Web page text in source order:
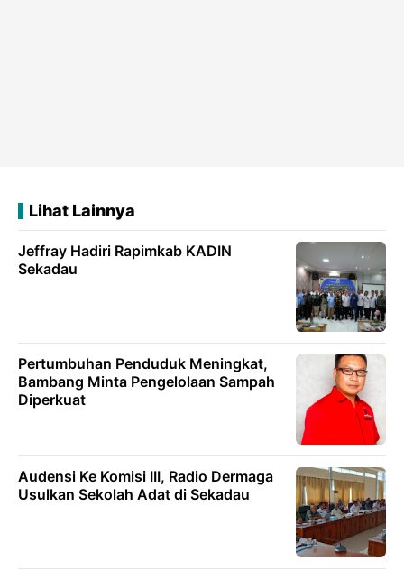
Lihat Lainnya
Jeffray Hadiri Rapimkab KADIN
Sekadau
Pertumbuhan Penduduk Meningkat,
Bambang Minta Pengelolaan Sampah
Diperkuat
Audensi Ke Komisi III, Radio Dermaga
Usulkan Sekolah Adat di Sekadau